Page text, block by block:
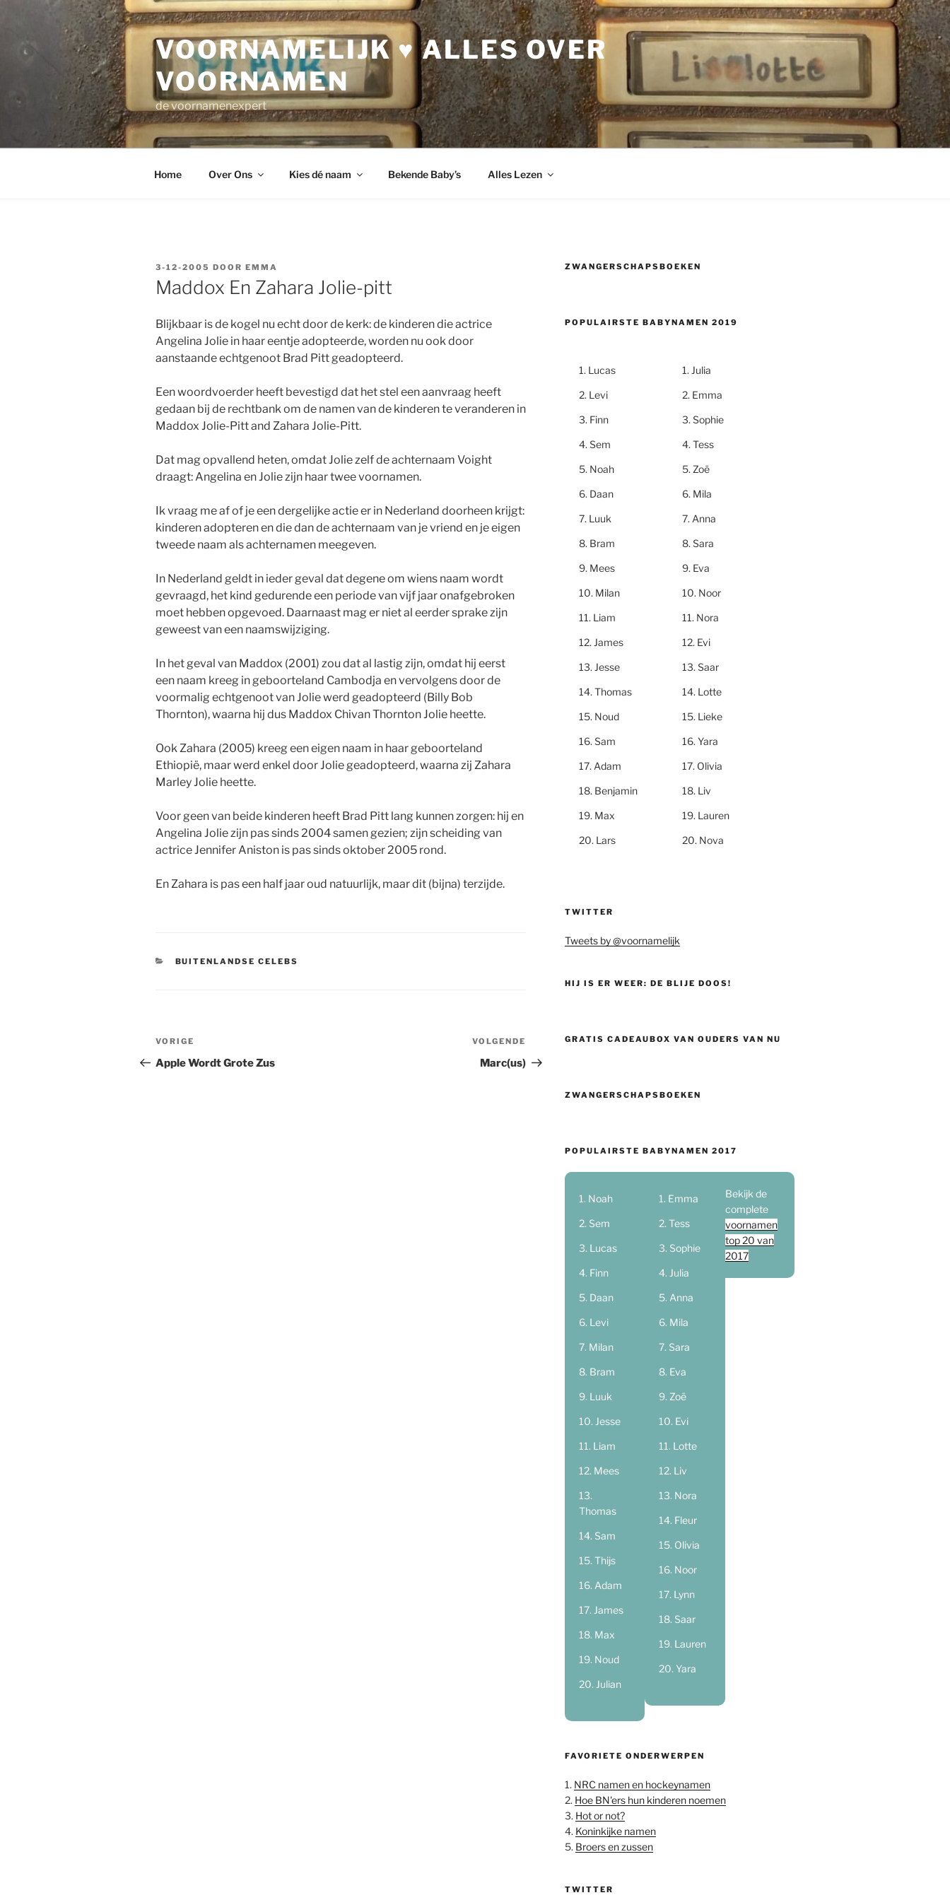
inhoud
VOORNAMELIJK ♥ ALLES OVER
VOORNAMEN
de voornamenexpert
Home Over Ons Kies dé naam Bekende Baby’s Alles Lezen
GEPLAATST
OP
3-12-2005 DOOR EMMA
Maddox En Zahara Jolie-pitt
Blijkbaar is de kogel nu echt door de kerk: de kinderen die actrice
Angelina Jolie in haar eentje adopteerde, worden nu ook door
aanstaande echtgenoot Brad Pitt geadopteerd.
Een woordvoerder heeft bevestigd dat het stel een aanvraag heeft
gedaan bij de rechtbank om de namen van de kinderen te veranderen in
Maddox Jolie-Pitt and Zahara Jolie-Pitt.
Dat mag opvallend heten, omdat Jolie zelf de achternaam Voight
draagt: Angelina en Jolie zijn haar twee voornamen.
Ik vraag me af of je een dergelijke actie er in Nederland doorheen krijgt:
kinderen adopteren en die dan de achternaam van je vriend en je eigen
tweede naam als achternamen meegeven.
In Nederland geldt in ieder geval dat degene om wiens naam wordt
gevraagd, het kind gedurende een periode van vijf jaar onafgebroken
moet hebben opgevoed. Daarnaast mag er niet al eerder sprake zijn
geweest van een naamswijziging.
In het geval van Maddox (2001) zou dat al lastig zijn, omdat hij eerst
een naam kreeg in geboorteland Cambodja en vervolgens door de
voormalig echtgenoot van Jolie werd geadopteerd (Billy Bob
Thornton), waarna hij dus Maddox Chivan Thornton Jolie heette.
Ook Zahara (2005) kreeg een eigen naam in haar geboorteland
Ethiopië, maar werd enkel door Jolie geadopteerd, waarna zij Zahara
Marley Jolie heette.
Voor geen van beide kinderen heeft Brad Pitt lang kunnen zorgen: hij en
Angelina Jolie zijn pas sinds 2004 samen gezien; zijn scheiding van
actrice Jennifer Aniston is pas sinds oktober 2005 rond.
En Zahara is pas een half jaar oud natuurlijk, maar dit (bijna) terzijde.
CATEGORIEËN
BUITENLANDSE CELEBS
Berichtnavigatie
Vorig
bericht
VORIGE
Apple Wordt Grote Zus
Volgend
bericht
VOLGENDE
Marc(us)
ZWANGERSCHAPSBOEKEN
POPULAIRSTE BABYNAMEN 2019
Lucas
Levi
Finn
Sem
Noah
Daan
Luuk
Bram
Mees
Milan
Liam
James
Jesse
Thomas
Noud
Sam
Adam
Benjamin
Max
Lars
Julia
Emma
Sophie
Tess
Zoë
Mila
Anna
Sara
Eva
Noor
Nora
Evi
Saar
Lotte
Lieke
Yara
Olivia
Liv
Lauren
Nova
TWITTER
Tweets by @voornamelijk
HIJ IS ER WEER: DE BLIJE DOOS!
GRATIS CADEAUBOX VAN OUDERS VAN NU
ZWANGERSCHAPSBOEKEN
POPULAIRSTE BABYNAMEN 2017
Noah
Sem
Lucas
Finn
Daan
Levi
Milan
Bram
Luuk
Jesse
Liam
Mees
Thomas
Sam
Thijs
Adam
James
Max
Noud
Julian
Emma
Tess
Sophie
Julia
Anna
Mila
Sara
Eva
Zoë
Evi
Lotte
Liv
Nora
Fleur
Olivia
Noor
Lynn
Saar
Lauren
Yara
Bekijk de
complete
voornamen
top 20 van
2017
FAVORIETE ONDERWERPEN
1. NRC namen en hockeynamen
2. Hoe BN'ers hun kinderen noemen
3. Hot or not?
4. Koninkijke namen
5. Broers en zussen
TWITTER